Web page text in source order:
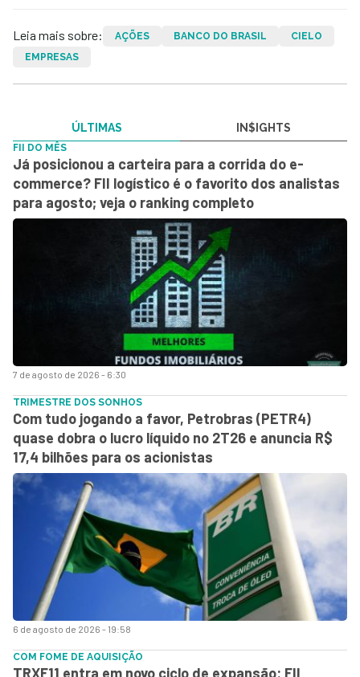
Leia mais sobre: AÇÕES BANCO DO BRASIL
CIELO
EMPRESAS
ÚLTIMAS IN$IGHTS
7 de agosto de 2026 - 6:30
FII DO MÊS
Já posicionou a carteira para a corrida do e-
commerce? FII logístico é o favorito dos analistas
para agosto; veja o ranking completo
6 de agosto de 2026 - 19:58
TRIMESTRE DOS SONHOS
Com tudo jogando a favor, Petrobras (PETR4)
quase dobra o lucro líquido no 2T26 e anuncia R$
17,4 bilhões para os acionistas
COM FOME DE AQUISIÇÃO
TRXF11 entra em novo ciclo de expansão: FII